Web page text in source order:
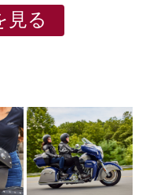
見る